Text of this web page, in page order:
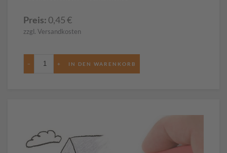
Preis: 0,45€
zzgl. Versandkosten
− +